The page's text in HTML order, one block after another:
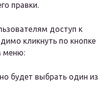
правки.
доступ к
кликнуть по кнопке
меню:
будет выбрать один из